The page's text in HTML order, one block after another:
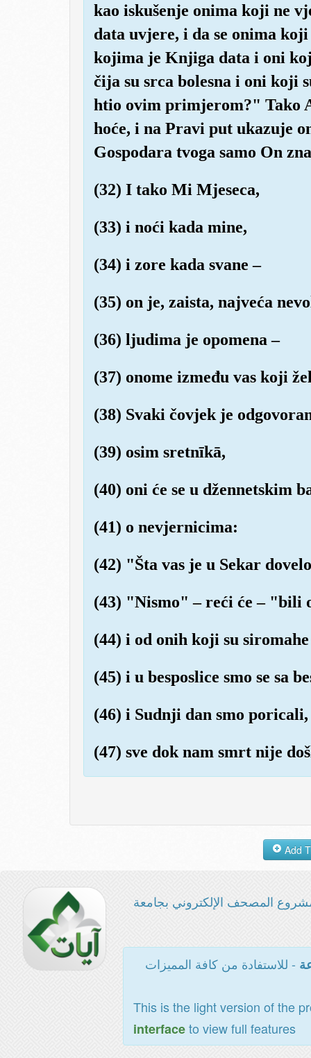
kao iskušenje onima koji ne
data uvjere, i da se onima
kojima je Knjiga data i oni
čija su srca bolesna i oni koji
htio ovim primjerom?" Tako
hoće, i na Pravi put ukazuje
Gospodara tvoga samo On
(32) I tako Mi Mjeseca,
(33) i noći kada mine,
(34) i zore kada svane –
(35) on je, zaista, najveća
(36) ljudima je opomena –
(37) onome između vas koji
(38) Svaki čovjek je
(39) osim sretnīkā,
(40) oni će se u džennetskim
(41) o nevjernicima:
(42) "Šta vas je u Sekar
(43) "Nismo" – reći će – "bili
(44) i od onih koji su
(45) i u besposlice smo se sa
(46) i Sudnji dan smo poricali,
(47) sve dok nam smrt nije
المصحف الإلكتروني بجامعة
- للاستفادة من كافة المميزات
This is the light version of the
interfaceto view full features